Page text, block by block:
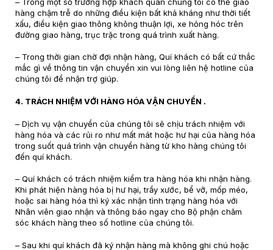
hàng chậm trễ do những điều kiện bất khả kháng như thời tiết
xấu, điều kiện giao thông không thuận lợi, xe hỏng hóc trên
đường giao hàng, trục trặc trong quá trình xuất hàng.
– Trong thời gian chờ đợi nhận hàng, Quí khách có bất cứ thắc
mắc gì về thông tin vận chuyển xin vui lòng liên hệ hotline của
chúng tôi để nhận trợ giúp.
4. TRÁCH NHIỆM VỚI HÀNG HÓA VẬN CHUYỂN .
– Dịch vụ vận chuyển của chúng tôi sẽ chịu trách nhiệm với
hàng hóa và các rủi ro như mất mát hoặc hư hại của hàng hóa
trong suốt quá trình vận chuyển hàng từ kho hàng chúng tôi
đến quí khách.
– Quí khách có trách nhiệm kiểm tra hàng hóa khi nhận hàng.
Khi phát hiện hàng hóa bị hư hại, trầy xước, bể vỡ, mốp méo,
hoặc sai hàng hóa thì ký xác nhận tình trạng hàng hóa với
Nhân viên giao nhận và thông báo ngay cho Bộ phận chăm
sóc khách hàng theo số hotline của chúng tôi.
– Sau khi quí khách đã ký nhận hàng mà không ghi chú hoặc